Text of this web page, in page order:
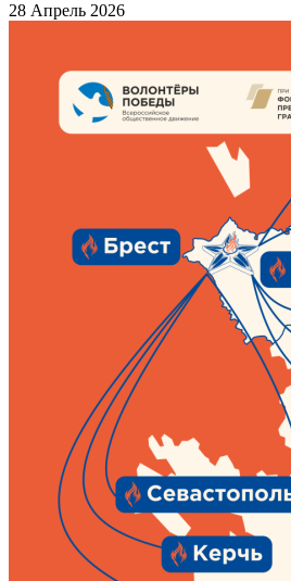
28 Апрель 2026